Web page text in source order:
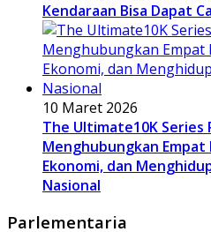
Kendaraan Bisa Dapat
10 Maret 2026
The Ultimate10K Series
Menghubungkan
Ekonomi, dan
Nasional
Parlementaria